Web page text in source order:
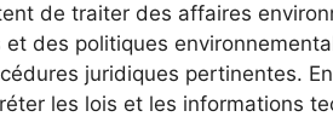
de traiter des affaires
et des politiques
juridiques pertinentes.
les lois et les informations